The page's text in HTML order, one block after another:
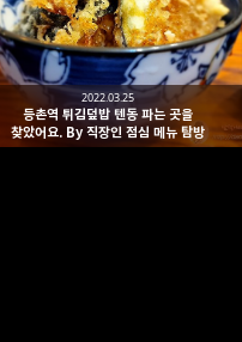
등촌역 튀김덮밥 텐동 파는 곳을
찾았어요. By 직장인 점심 메뉴 탐방
2022.03.25